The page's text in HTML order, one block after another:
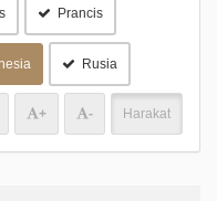
Prancis
Rusia
+ - Harakat